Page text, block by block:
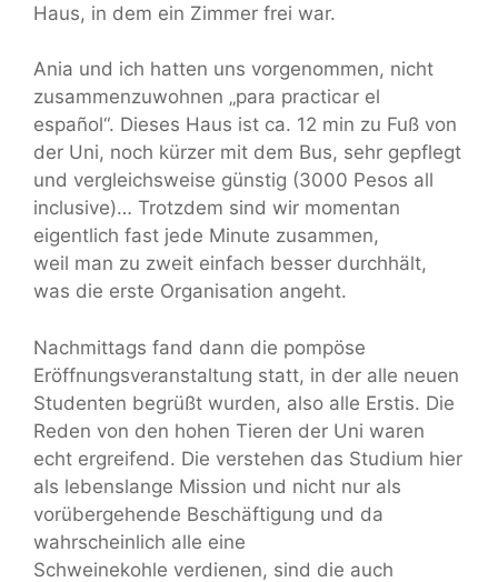
Haus, in dem ein Zimmer frei war.
Ania und ich hatten uns vorgenommen, nicht
zusammenzuwohnen „para practicar el
español“. Dieses Haus ist ca. 12 min zu Fuß von
der Uni, noch kürzer mit dem Bus, sehr gepflegt
und vergleichsweise günstig (3000 Pesos all
inclusive)… Trotzdem sind wir momentan
eigentlich fast jede Minute zusammen,
weil man zu zweit einfach besser durchhält,
was die erste Organisation angeht.
Nachmittags fand dann die pompöse
Eröffnungsveranstaltung statt, in der alle neuen
Studenten begrüßt wurden, also alle Erstis. Die
Reden von den hohen Tieren der Uni waren
echt ergreifend. Die verstehen das Studium hier
als lebenslange Mission und nicht nur als
vorübergehende Beschäftigung und da
wahrscheinlich alle eine
Schweinekohle verdienen, sind die auch